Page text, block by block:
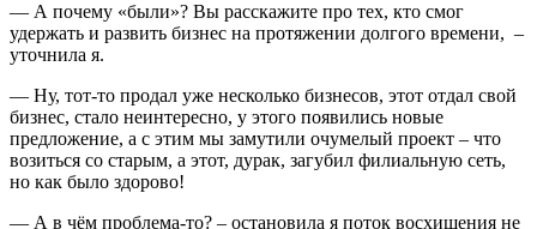
— А почему «были»? Вы расскажите про тех, кто смог
удержать и развить бизнес на протяжении долгого времени, –
уточнила я.
— Ну, тот-то продал уже несколько бизнесов, этот отдал свой
бизнес, стало неинтересно, у этого появились новые
предложение, а с этим мы замутили очумелый проект – что
возиться со старым, а этот, дурак, загубил филиальную сеть,
но как было здорово!
— А в чём проблема-то? – остановила я поток восхищения не